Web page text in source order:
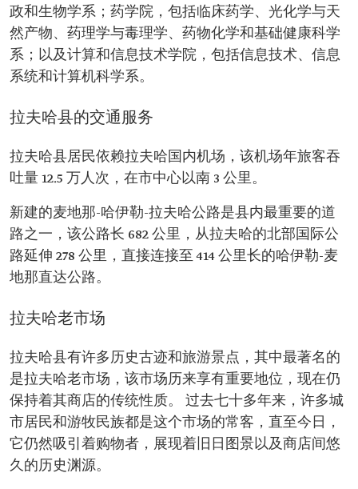
政和生物学系；药学院，包括临床药学、光化学与天
然产物、药理学与毒理学、药物化学和基础健康科学
系；以及计算和信息技术学院，包括信息技术、信息
系统和计算机科学系。
拉夫哈县的交通服务
拉夫哈县居民依赖拉夫哈国内机场，该机场年旅客吞
吐量 12.5 万人次，在市中心以南 3 公里。
新建的麦地那-哈伊勒-拉夫哈公路是县内最重要的道
路之一，该公路长 682 公里，从拉夫哈的北部国际公
路延伸 278 公里，直接连接至 414 公里长的哈伊勒-麦
地那直达公路。
拉夫哈老市场
拉夫哈县有许多历史古迹和旅游景点，其中最著名的
是拉夫哈老市场，该市场历来享有重要地位，现在仍
保持着其商店的传统性质。 过去七十多年来，许多城
市居民和游牧民族都是这个市场的常客，直至今日，
它仍然吸引着购物者，展现着旧日图景以及商店间悠
久的历史渊源。